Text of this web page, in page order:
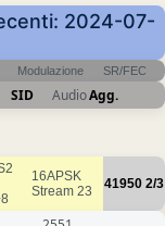
2024-07-
Modulazione SR/FEC
SID AudioAgg.
16APSK
Stream 23
41950 2/3